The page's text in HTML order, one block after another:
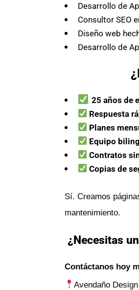
Desarrollo de
Consultor SEO
Diseño web
Desarrollo de
25 años de
Respuesta
Planes
Equipo
Contratos
Copias de
Sí. Creamos
mantenimiento.
¿Necesitas
Contáctanos hoy
Avendaño